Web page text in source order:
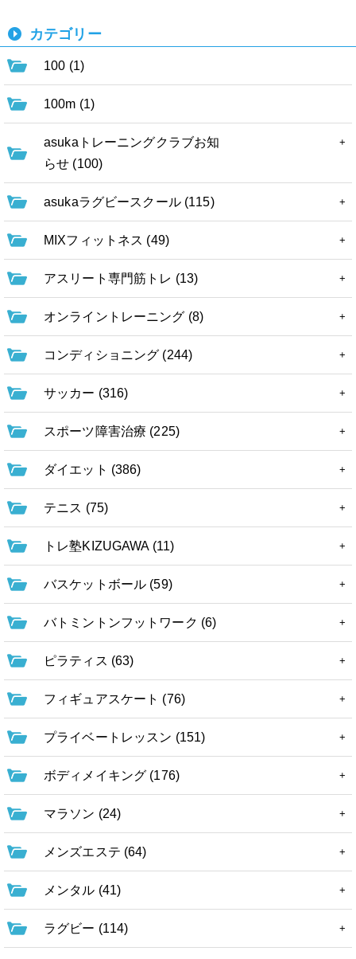
カテゴリー
100 (1)
100m (1)
asukaトレーニングクラブお知
らせ (100)
asukaラグビースクール (115)
MIXフィットネス (49)
アスリート専門筋トレ (13)
オンライントレーニング (8)
コンディショニング (244)
サッカー (316)
スポーツ障害治療 (225)
ダイエット (386)
テニス (75)
トレ塾KIZUGAWA (11)
バスケットボール (59)
バトミントンフットワーク (6)
ピラティス (63)
フィギュアスケート (76)
プライベートレッスン (151)
ボディメイキング (176)
マラソン (24)
メンズエステ (64)
メンタル (41)
ラグビー (114)